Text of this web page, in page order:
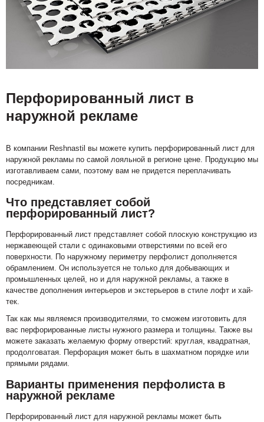
Перфорированный лист в
наружной рекламе
В компании Reshnastil вы можете купить перфорированный лист для
наружной рекламы по самой лояльной в регионе цене. Продукцию мы
изготавливаем сами, поэтому вам не придется переплачивать
посредникам.
Что представляет собой
перфорированный лист?
Перфорированный лист представляет собой плоскую конструкцию из
нержавеющей стали с одинаковыми отверстиями по всей его
поверхности. По наружному периметру перфолист дополняется
обрамлением. Он используется не только для добывающих и
промышленных целей, но и для наружной рекламы, а также в
качестве дополнения интерьеров и экстерьеров в стиле лофт и хай-
тек.
Так как мы являемся производителями, то сможем изготовить для
вас перфорированные листы нужного размера и толщины. Также вы
можете заказать желаемую форму отверстий: круглая, квадратная,
продолговатая. Перфорация может быть в шахматном порядке или
прямыми рядами.
Варианты применения перфолиста в
наружной рекламе
Перфорированный лист для наружной рекламы может быть